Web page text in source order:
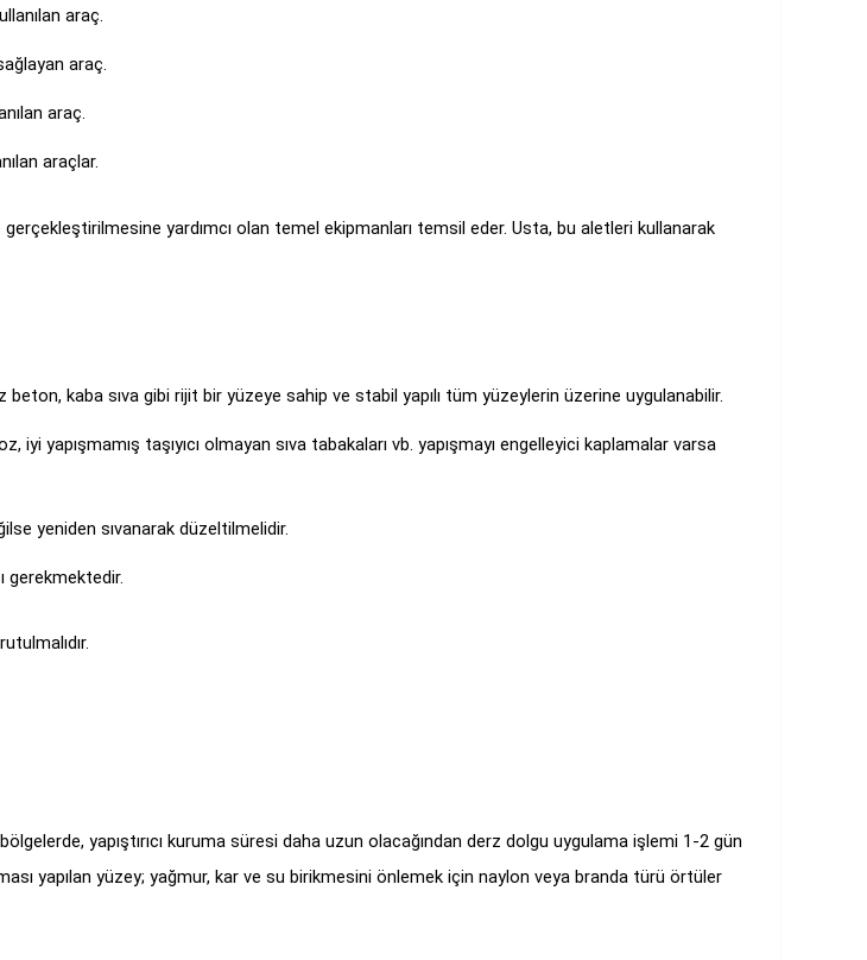
araç.
araç.
araç.
araçlar.
yardımcı olan temel ekipmanları temsil eder. Usta, bu aletleri kullanarak
kaba sıva gibi rijit bir yüzeye sahip ve stabil yapılı tüm yüzeylerin üzerine uygulanabilir.
iyi yapışmamış taşıyıcı olmayan sıva tabakaları vb. yapışmayı engelleyici kaplamalar varsa
yeniden sıvanarak düzeltilmelidir.
gerekmektedir.
yapıştırıcı kuruma süresi daha uzun olacağından derz dolgu uygulama işlemi 1-2 gün
yapılan yüzey; yağmur, kar ve su birikmesini önlemek için naylon veya branda türü örtüler